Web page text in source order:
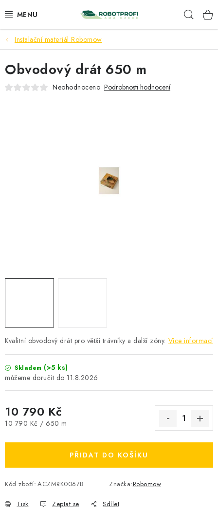
na
ROBOMOW
AMA
PŘÍSLUŠENSTVÍ
Instalační materiál Robomow
Kvalitní obvodový drát pro větší trávníky a další zóny. Více informací
Skladem (>5 ks)
11.8.2026
10 790 Kč
Měrná cena:
10 790 Kč / 650 m
PŘIDAT DO KOŠÍKU
Kód zboží: ACZMRK0067B Značka:Robomow
Tisk Zeptat se Sdílet
Obvodový drát 650 m
Neohodnoceno Podrobnosti hodnocení